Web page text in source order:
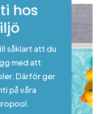
hos
såklart att du
med att
Därför ger
på våra